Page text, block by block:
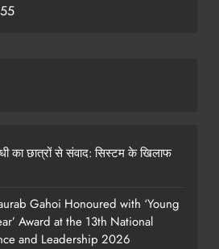
का छात्रों से संवाद: सिस्टम के खिलाफ
Gahoi Honoured with ‘Young
Award at the 13th National
and Leadership 2026